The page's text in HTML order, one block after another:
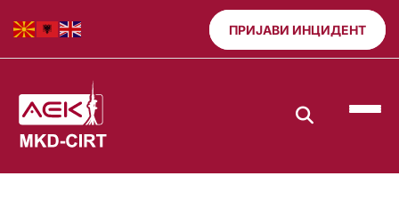
ПРИЈАВИ ИНЦИДЕНТ